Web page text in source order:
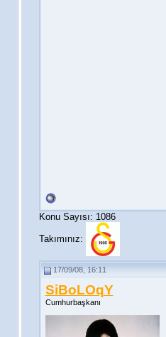
Konu Sayısı: 1086
Takımınız:
17/09/08, 16:11
SiBoLOqY
Cumhurbaşkanı